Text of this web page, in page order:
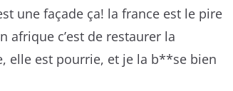
une façade ça! la france est le pire
afrique c’est de restaurer la
elle est pourrie, et je la b**se bien